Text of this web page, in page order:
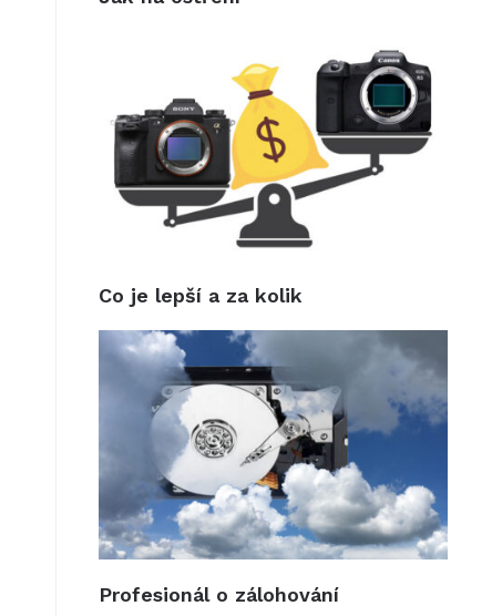
Co je lepší a za kolik
Profesionál o zálohování